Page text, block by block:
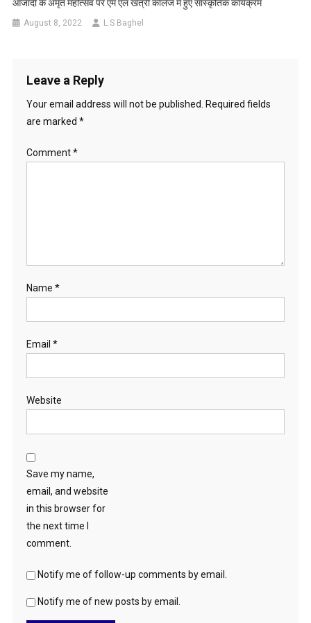
आजादी के अमृत महोत्सव पर एम एल खत्री कालेज में हुए सांस्कृतिक कार्यक्रम
August 8, 2022 L.S Baghel
Leave a Reply
Your email address will not be published.
Required fields
are marked *
Comment*
Name *
Email *
Website
Save my name,
email, and website
in this browser for
the next time I
comment.
Notify me of follow-up comments by email.
Notify me of new posts by email.